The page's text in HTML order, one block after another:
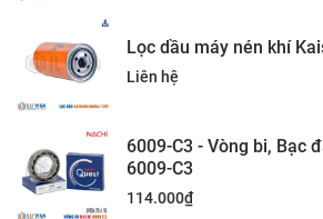
Lọc dầu máy nén khí
Liên hệ
6009-C3 - Vòng bi, Bạc đạn,
6009-C3
114.000₫